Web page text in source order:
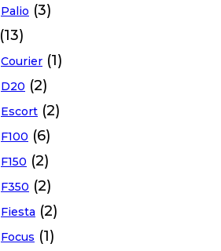
Palio (3)
(13)
Courier (1)
D20 (2)
Escort (2)
F100 (6)
F150 (2)
F350 (2)
Fiesta (2)
Focus (1)